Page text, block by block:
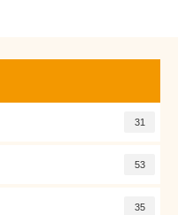
31
53
35